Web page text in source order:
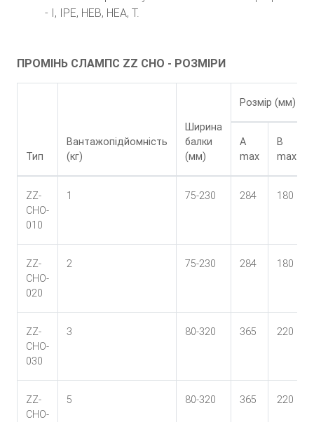
- I, IPE, HEB, HEA, T.
ПРОМІНЬ СЛАМПС ZZ CHO - РОЗМІРИ
Тип
Вантажопідйомність
(кг)
Ширина
балки
(мм)
Розмір (мм)
A
max
B
max
ZZ-
CHO-
010
1 75-230 284 180
ZZ-
CHO-
020
2 75-230 284 180
ZZ-
CHO-
030
3 80-320 365 220
ZZ-
CHO-
5 80-320 365 220